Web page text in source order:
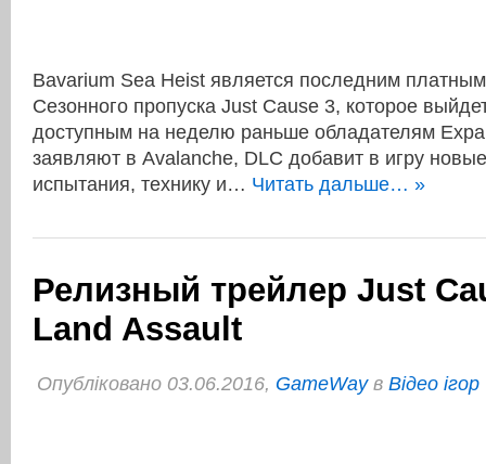
Bavarium Sea Heist является последним
Сезонного пропуска Just Cause 3, которое
доступным на неделю раньше обладателям
заявляют в Avalanche, DLC добавит в игру
испытания, технику и… Читать дальше… »
Релизный трейлер Just
Land Assault
Опубліковано 03.06.2016, GameWayв Відео ігор